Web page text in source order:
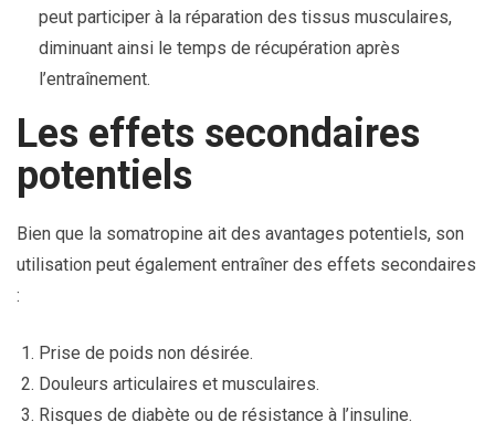
peut participer à la réparation des tissus musculaires,
diminuant ainsi le temps de récupération après
l’entraînement.
Les effets secondaires
potentiels
Bien que la somatropine ait des avantages potentiels, son
utilisation peut également entraîner des effets secondaires
:
Prise de poids non désirée.
Douleurs articulaires et musculaires.
Risques de diabète ou de résistance à l’insuline.